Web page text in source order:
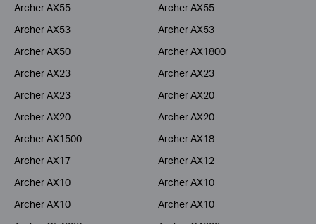
Archer AX55
Archer AX55
Archer AX53
Archer AX53
Archer AX50
Archer AX1800
Archer AX23
Archer AX23
Archer AX23
Archer AX20
Archer AX20
Archer AX20
Archer AX1500
Archer AX18
Archer AX17
Archer AX12
Archer AX10
Archer AX10
Archer AX10
Archer AX10